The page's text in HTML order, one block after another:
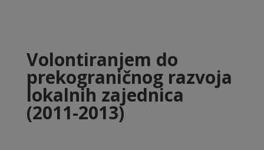
Volontiranjem do
prekograničnog razvoja
lokalnih zajednica
(2011-2013)